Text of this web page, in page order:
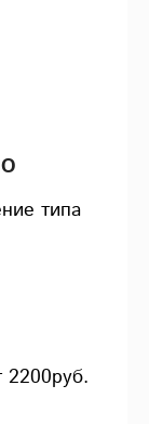
типа
2200руб.